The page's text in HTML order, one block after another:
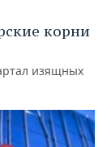
корни
изящных